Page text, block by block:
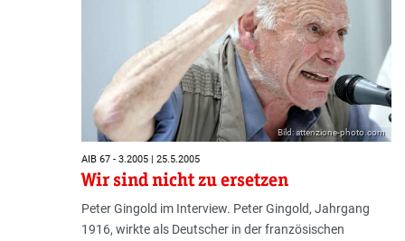
Bild: attenzione-photo.com
AIB 67 - 3.2005 | 25.5.2005
Wir sind nicht zu ersetzen
Peter Gingold im Interview. Peter Gingold, Jahrgang
1916, wirkte als Deutscher in der französischen